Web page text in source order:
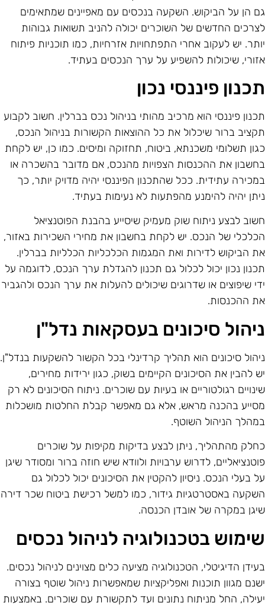
הן על הביקוש. השקעה בנכסים עם מאפיינים שמתאימים
החדשים של השוכרים יכולה להניב תשואות גבוהות
יש לעקוב אחרי התפתחויות אזרחיות, כמו תוכניות פיתוח
שיכולות להשפיע על ערך הנכסים בעתיד.
פיננסי נכון
פיננסי הוא מרכיב מהותי בניהול נכס בברלין. חשוב לקבוע
ברור שיכלול את כל ההוצאות הקשורות בניהול הנכס,
תשלומי משכנתא, ביטוח, תחזוקה ומיסים. כמו כן, יש לקחת
את ההכנסות הצפויות מהנכס, אם מדובר בהשכרה או
עתידית. ככל שהתכנון הפיננסי יהיה מדויק יותר, כך
יהיה להימנע מהפתעות לא נעימות בעתיד.
לבצע ניתוח שוק מעמיק שיסייע בהבנת הפוטנציאל
של הנכס. יש לקחת בחשבון את מחירי השכירות באזור,
הביקוש לדירות ואת המגמות הכלכליות הכלליות בברלין.
נכון יכול לכלול גם תכנון להגדלת ערך הנכס, לדוגמה על
שיפוצים או שדרוגים שיכולים להעלות את ערך הנכס ולהגביר
ההכנסות.
סיכונים בעסקאות נדל"ן
סיכונים הוא תהליך קרדינלי בכל הקשור להשקעות בנדל"ן.
להבין את הסיכונים הקיימים בשוק, כגון ירידות מחירים,
רגולטוריים או בעיות עם שוכרים. ניתוח הסיכונים לא רק
בהכנה מראש, אלא גם מאפשר קבלת החלטות מושכלות
הניהול השוטף.
מהתהליך, ניתן לבצע בדיקות מקיפות על שוכרים
לדרוש ערבויות ולוודא שיש חוזה ברור ומסודר שיגן
בעלי הנכס. ניסיון להקטין את הסיכונים יכול לכלול גם
באסטרטגיות גידור, כמו למשל רכישת ביטוח שכר דירה
במקרה של אובדן הכנסה.
בטכנולוגיה לניהול נכסים
הדיגיטלי, הטכנולוגיה מציעה כלים מצוינים לניהול נכסים.
מגוון תוכנות ואפליקציות שמאפשרות ניהול שוטף בצורה
החל מניתוח נתונים ועד לתקשורת עם שוכרים. באמצעות